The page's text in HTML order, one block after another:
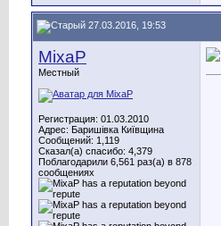
27.03.2016, 19:53
MixaP
Местный
Регистрация: 01.03.2010
Адрес: Баришівка Київщина
Сообщений: 1,119
Сказал(а) спасибо: 4,379
Поблагодарили 6,561 раз(а) в 878
сообщениях